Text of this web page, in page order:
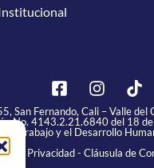
San Fernando, Cali – Valle del
No. 4143.2.21.6840 del 18
Trabajo y el Desarrollo
de Privacidad- Cláusula de